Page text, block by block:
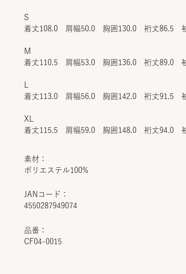
JANコード：
4550287949074
品番：
CF04-0015
S
着丈108.0 肩幅50.0 胸囲130.0 裄丈86.5
M
着丈110.5 肩幅53.0 胸囲136.0 裄丈89.0
着丈113.0 肩幅56.0 胸囲142.0 裄丈91.5
XL
着丈115.5 肩幅59.0 胸囲148.0 裄丈94.0
素材：
ポリエステル100%